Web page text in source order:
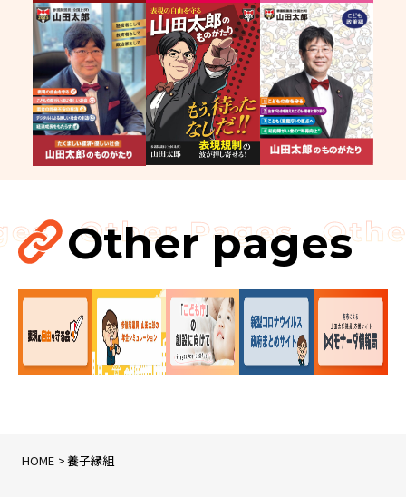
Other pages
HOME 養子縁組